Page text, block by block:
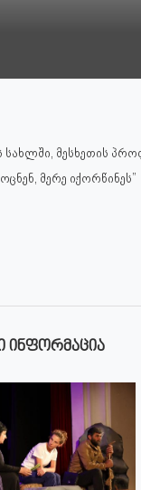
სახლში, მესხეთის
მერე იქორწინეს”
ᲘᲜᲤᲝᲠᲛᲐᲪᲘᲐ